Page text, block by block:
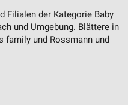
Filialen der Kategorie Baby
und Umgebung. Blättere in
family und Rossmann und